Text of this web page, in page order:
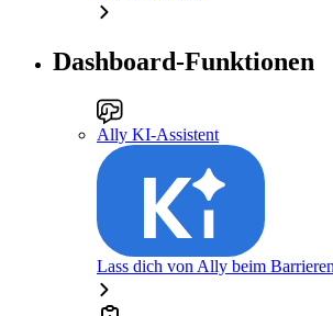
Dashboard-Funktionen
Ally KI-Assistent
Lass dich von Ally beim